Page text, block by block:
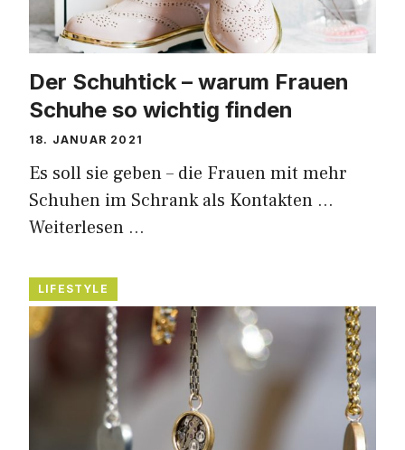
Der Schuhtick – warum Frauen
Schuhe so wichtig finden
18. JANUAR 2021
Es soll sie geben – die Frauen mit mehr
Schuhen im Schrank als Kontakten …
Weiterlesen …
LIFESTYLE